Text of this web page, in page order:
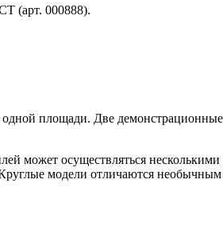
(арт. 000888).
площади. Две
осуществляться
модели отличаются